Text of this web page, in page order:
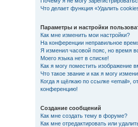
Что делает функция «Удалить
Параметры и настройки
Как мне изменить мои настройки?
На конференции неправильное
Я изменил часовой пояс, но время
Моего языка нет в списке!
Как я могу поместить изображение
Что такое звание и как я могу
Когда я щёлкаю по ссылке «email»,
конференцию!
Создание сообщений
Как мне создать тему в форуме?
Как мне отредактировать или